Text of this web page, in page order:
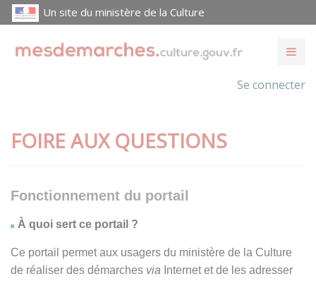
Un site du ministère de la Culture
Se connecter
FOIRE AUX QUESTIONS
Fonctionnement du portail
À quoi sert ce portail ?
Ce portail permet aux usagers du ministère de la Culture
de réaliser des démarches via Internet et de les adresser